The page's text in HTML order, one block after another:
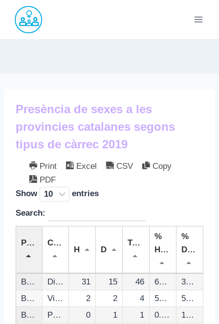
Saltar
contenido
Presència de sexes a les
provincies catalanes segons
tipus de càrrec 2019
Print Excel CSV
Copy
PDF
Show
entries
Search:
Provincia Carrec
H D
Total
%
Homes
%
Dones
Barcelona Diputat/da 31 15 46 67.39%
32.61%
Barcelona
Vicepresidencia 2 2 4 50.00%
50.00%
Barcelona
Presidencia 0 1 1 0.00%
100.00%